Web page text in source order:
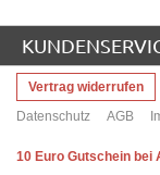
Vertrag widerrufen
Datenschutz
AGB
10 Euro Gutschein bei